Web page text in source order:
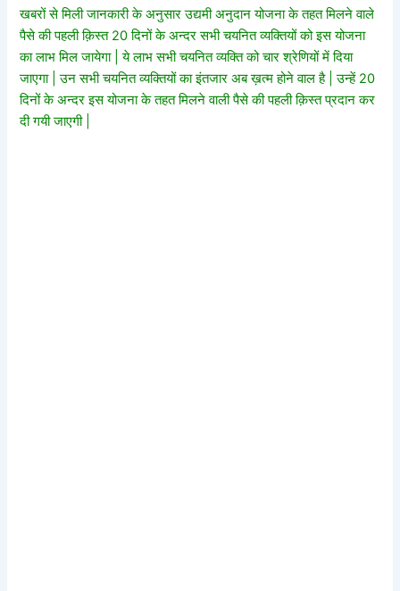
खबरों से मिली जानकारी के अनुसार उद्यमी अनुदान योजना के तहत मिलने वाले
पैसे की पहली क़िस्त 20 दिनों के अन्दर सभी चयनित व्यक्तियों को इस योजना
का लाभ मिल जायेगा | ये लाभ सभी चयनित व्यक्ति को चार श्रेणियों में दिया
जाएगा | उन सभी चयनित व्यक्तियों का इंतजार अब ख़त्म होने वाल है | उन्हें 20
दिनों के अन्दर इस योजना के तहत मिलने वाली पैसे की पहली क़िस्त प्रदान कर
दी गयी जाएगी |